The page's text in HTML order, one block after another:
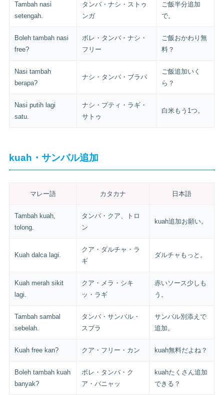
Tambah nasi
setengah.
タンバ・ナシ・ストゥ
ンガ
ご飯半分追加
で。
Boleh tambah nasi
free?
ボレ・タンバ・ナシ・
フリー
ご飯おかわり無
料？
Nasi tambah
berapa?
ナシ・タンバ・ブラパ
ご飯追加いく
ら？
Nasi putih lagi
satu.
ナシ・プティ・ラギ・
サトゥ
白米もう1つ。
kuah・サンバル追加
マレー語 カタカナ 日本語
Tambah kuah,
tolong.
タンバ・クア、トロ
ン
kuah追加お願い。
Kuah dalca lagi.
クア・ダルチャ・ラ
ギ
ダルチャもっと。
Kuah merah sikit
lagi.
クア・メラ・シキ
ッ・ラギ
赤いソース少しも
う。
Tambah sambal
sebelah.
タンバ・サンバル・
スブラ
サンバル別添えで
追加。
Kuah free kan? クア・フリー・カン kuah無料だよね？
Boleh tambah kuah
banyak?
ボレ・タンバ・ク
ア・バニャッ
kuahたくさん追加
できる？